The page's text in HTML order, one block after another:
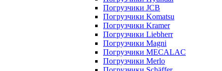
Погрузчики JCB
Погрузчики Komatsu
Погрузчики Kramer
Погрузчики Liebherr
Погрузчики Magni
Погрузчики MECALAC
Погрузчики Merlo